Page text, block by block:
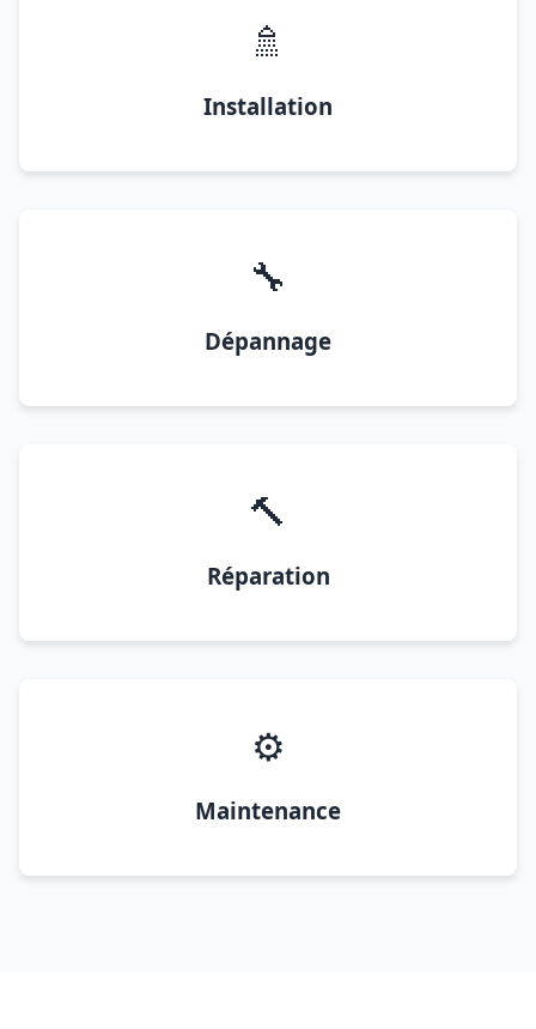
🚿
Installation
🔧
Dépannage
🔨
Réparation
⚙️
Maintenance